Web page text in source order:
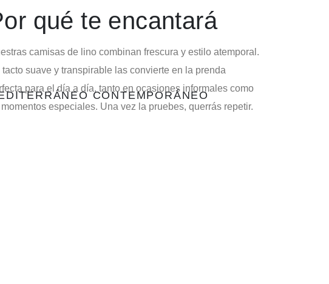
CONTEMPORÁNEO
qué te encantará
camisas de lino combinan frescura y estilo atemporal.
tacto suave y transpirable las convierte en la prenda
para el día a día, tanto en ocasiones informales como
especiales. Una vez la pruebes, querrás repetir.